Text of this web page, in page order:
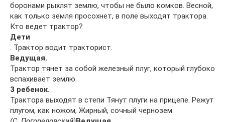
боронами рыхлят землю, чтобы не было комков. Весной,
как только земля просохнет, в поле выходят трактора.
Кто ведет трактор?
Дети
. Трактор водит тракторист.
Ведущая.
Трактор тянет за собой железный плуг, который глубоко
вспахивает землю.
3 ребенок.
Трактора выходят в степи Тянут плуги на прицепе. Режут
плугом, как ножом, Жирный, сочный чернозем.